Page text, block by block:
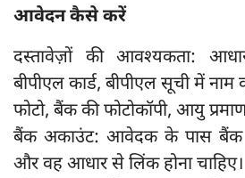
आवेदन कैसे करें
दस्तावेज़ों की आवश्यकता:
बीपीएल कार्ड, बीपीएल सूची में नाम
फोटो, बैंक की फोटोकॉपी, आयु
बैंक अकाउंट: आवेदक के पास बैंक
और वह आधार से लिंक होना चाहिए।